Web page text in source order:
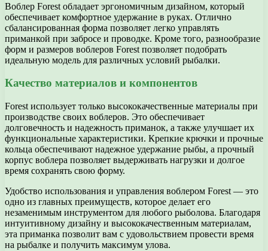
Воблер Forest обладает эргономичным дизайном, который
обеспечивает комфортное удержание в руках. Отлично
сбалансированная форма позволяет легко управлять
приманкой при забросе и проводке. Кроме того, разнообразие
форм и размеров воблеров Forest позволяет подобрать
идеальную модель для различных условий рыбалки.
Качество материалов и компонентов
Forest использует только высококачественные материалы при
производстве своих воблеров. Это обеспечивает
долговечность и надежность приманок, а также улучшает их
функциональные характеристики. Крепкие крючки и прочные
кольца обеспечивают надежное удержание рыбы, а прочный
корпус воблера позволяет выдерживать нагрузки и долгое
время сохранять свою форму.
Удобство использования и управления воблером Forest — это
одно из главных преимуществ, которое делает его
незаменимым инструментом для любого рыболова. Благодаря
интуитивному дизайну и высококачественным материалам,
эта приманка позволит вам с удовольствием провести время
на рыбалке и получить максимум улова.